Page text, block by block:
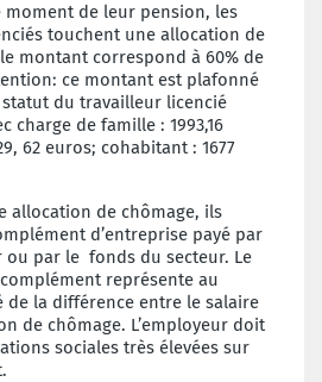
moment de leur pension, les
touchent une allocation de
montant correspond à 60% de
ce montant est plafonné
du travailleur licencié
charge de famille : 1993,16
62 euros; cohabitant : 1677
allocation de chômage, ils
d’entreprise payé par
ou par le fonds du secteur. Le
représente au
de la différence entre le salaire
de chômage. L’employeur doit
sociales très élevées sur